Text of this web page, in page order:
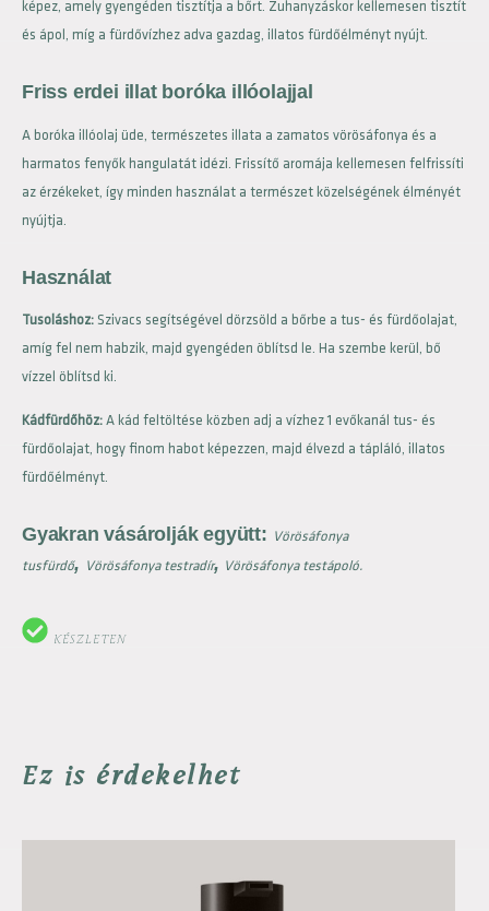
képez, amely gyengéden tisztítja a bőrt. Zuhanyzáskor kellemesen tisztít
és ápol, míg a fürdővízhez adva gazdag, illatos fürdőélményt nyújt.
Friss erdei illat boróka illóolajjal
A boróka illóolaj üde, természetes illata a zamatos vörösáfonya és a
harmatos fenyők hangulatát idézi. Frissítő aromája kellemesen felfrissíti
az érzékeket, így minden használat a természet közelségének élményét
nyújtja.
Használat
Tusoláshoz: Szivacs segítségével dörzsöld a bőrbe a tus- és fürdőolajat,
amíg fel nem habzik, majd gyengéden öblítsd le. Ha szembe kerül, bő
vízzel öblítsd ki.
Kádfürdőhöz:A kád feltöltése közben adj a vízhez 1 evőkanál tus- és
fürdőolajat, hogy finom habot képezzen, majd élvezd a tápláló, illatos
fürdőélményt.
Gyakran vásárolják együtt: Vörösáfonya
tusfürdő, Vörösáfonya testradír, Vörösáfonya testápoló.
KÉSZLETEN
Ez is érdekelhet